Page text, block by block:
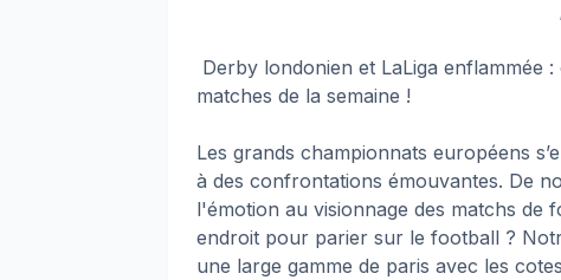
Derby londonien et LaLiga enflammée
matches de la semaine !
Les grands championnats européens
à des confrontations émouvantes. De
l'émotion au visionnage des matchs de
endroit pour parier sur le football ?
une large gamme de paris avec les